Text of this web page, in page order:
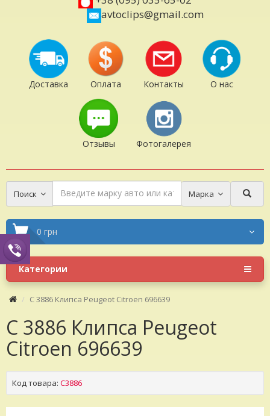
avtoclips@gmail.com
Доставка Оплата Контакты О нас
Отзывы Фотогалерея
Поиск Марка
0 грн
Категории
C 3886 Клипса Peugeot Citroen 696639
C 3886 Клипса Peugeot
Citroen 696639
Код товара: C3886